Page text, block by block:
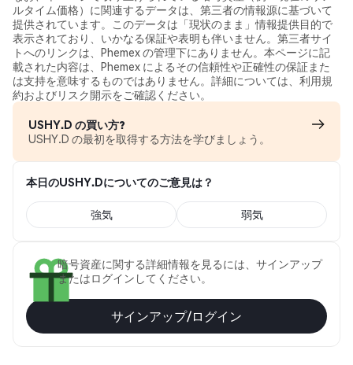
ルタイム価格）に関連するデータは、第三者の情報源に基づいて
提供されています。このデータは「現状のまま」情報提供目的で
表示されており、いかなる保証や表明も伴いません。第三者サイ
トへのリンクは、Phemex の管理下にありません。本ページに記
載された内容は、Phemex によるその信頼性や正確性の保証また
は支持を意味するものではありません。詳細については、利用規
約およびリスク開示をご確認ください。
USHY.D の買い方?
USHY.D の最初を取得する方法を学びましょう。
本日のUSHY.Dについてのご意見は？
強気 弱気
暗号資産に関する詳細情報を見るには、サインアップ
またはログインしてください。
サインアップ/ログイン